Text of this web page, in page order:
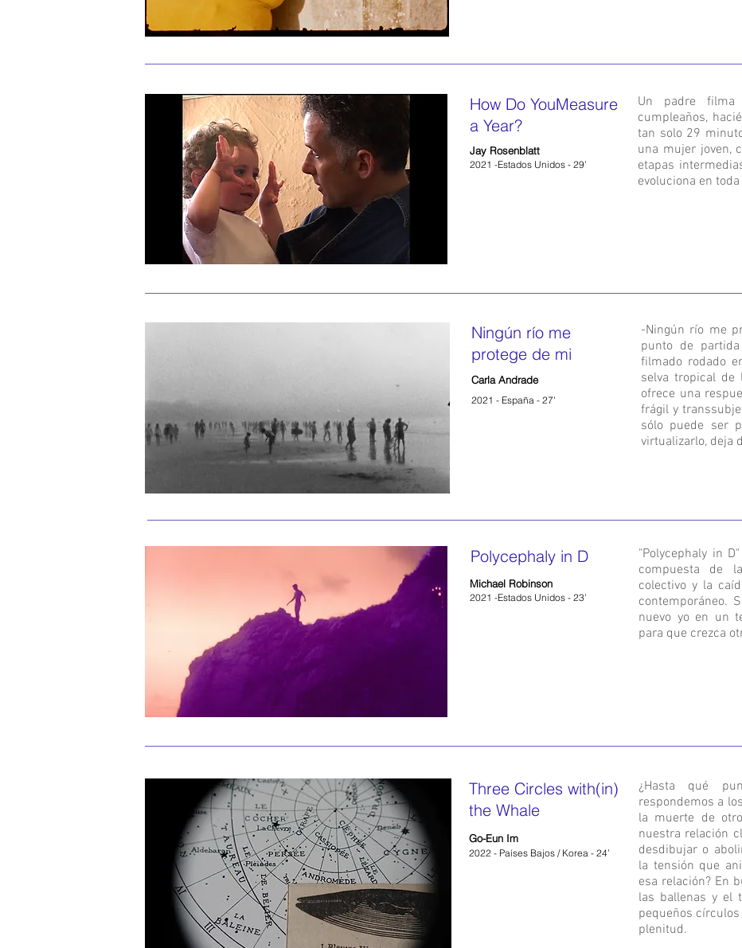
How Do YouMeasure
a Year?
Jay Rosenblatt
2021 -Estados Unidos - 29’
Un padre
cumpleaños,
tan solo 29
una mujer joven,
etapas
evoluciona en
Ningún río me
protege de mi
Carla Andrade
2021 - España - 27'
-Ningún río me
punto de
filmado rodado
selva tropical de
ofrece una
frágil y
sólo puede ser
virtualizarlo, deja
Polycephaly in D
Michael Robinson
2021 -Estados Unidos - 23’
"Polycephaly in
compuesta de
colectivo y la
contemporáneo.
nuevo yo en un
para que crezca
Three Circles with(in)
the Whale
Go-Eun Im
2022 - Países Bajos / Korea - 24’
¿Hasta qué
respondemos a
la muerte de
nuestra relación
desdibujar o
la tensión que
esa relación? En
las ballenas y el
pequeños
plenitud.